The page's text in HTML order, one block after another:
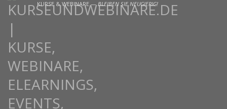
KURSE & WEBINARE —BLEIBEN SIE NEUGIERIG!